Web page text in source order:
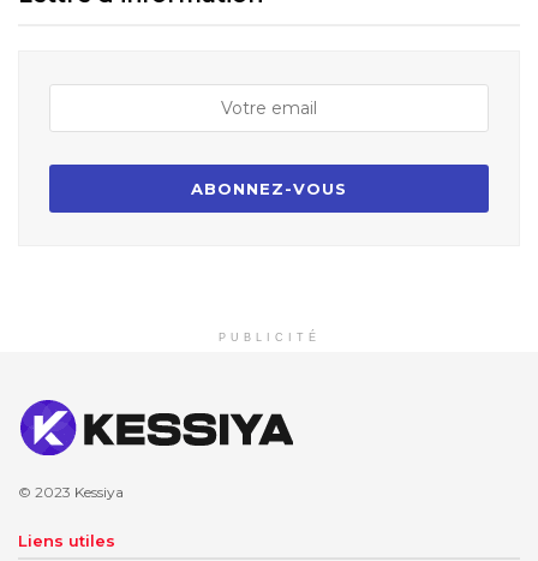
PUBLICITÉ
© 2023 Kessiya
Liens utiles